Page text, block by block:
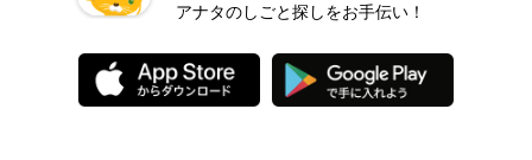
アナタのしごと探しをお手伝い！